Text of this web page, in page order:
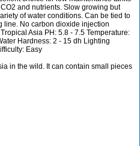
and nutrients. Slow growing but
of water conditions. Can be tied to
line. No carbon dioxide injection
Asia PH: 5.8 - 7.5 Temperature:
Hardness: 2 - 15 dh Lighting
Easy
in the wild. It can contain small pieces